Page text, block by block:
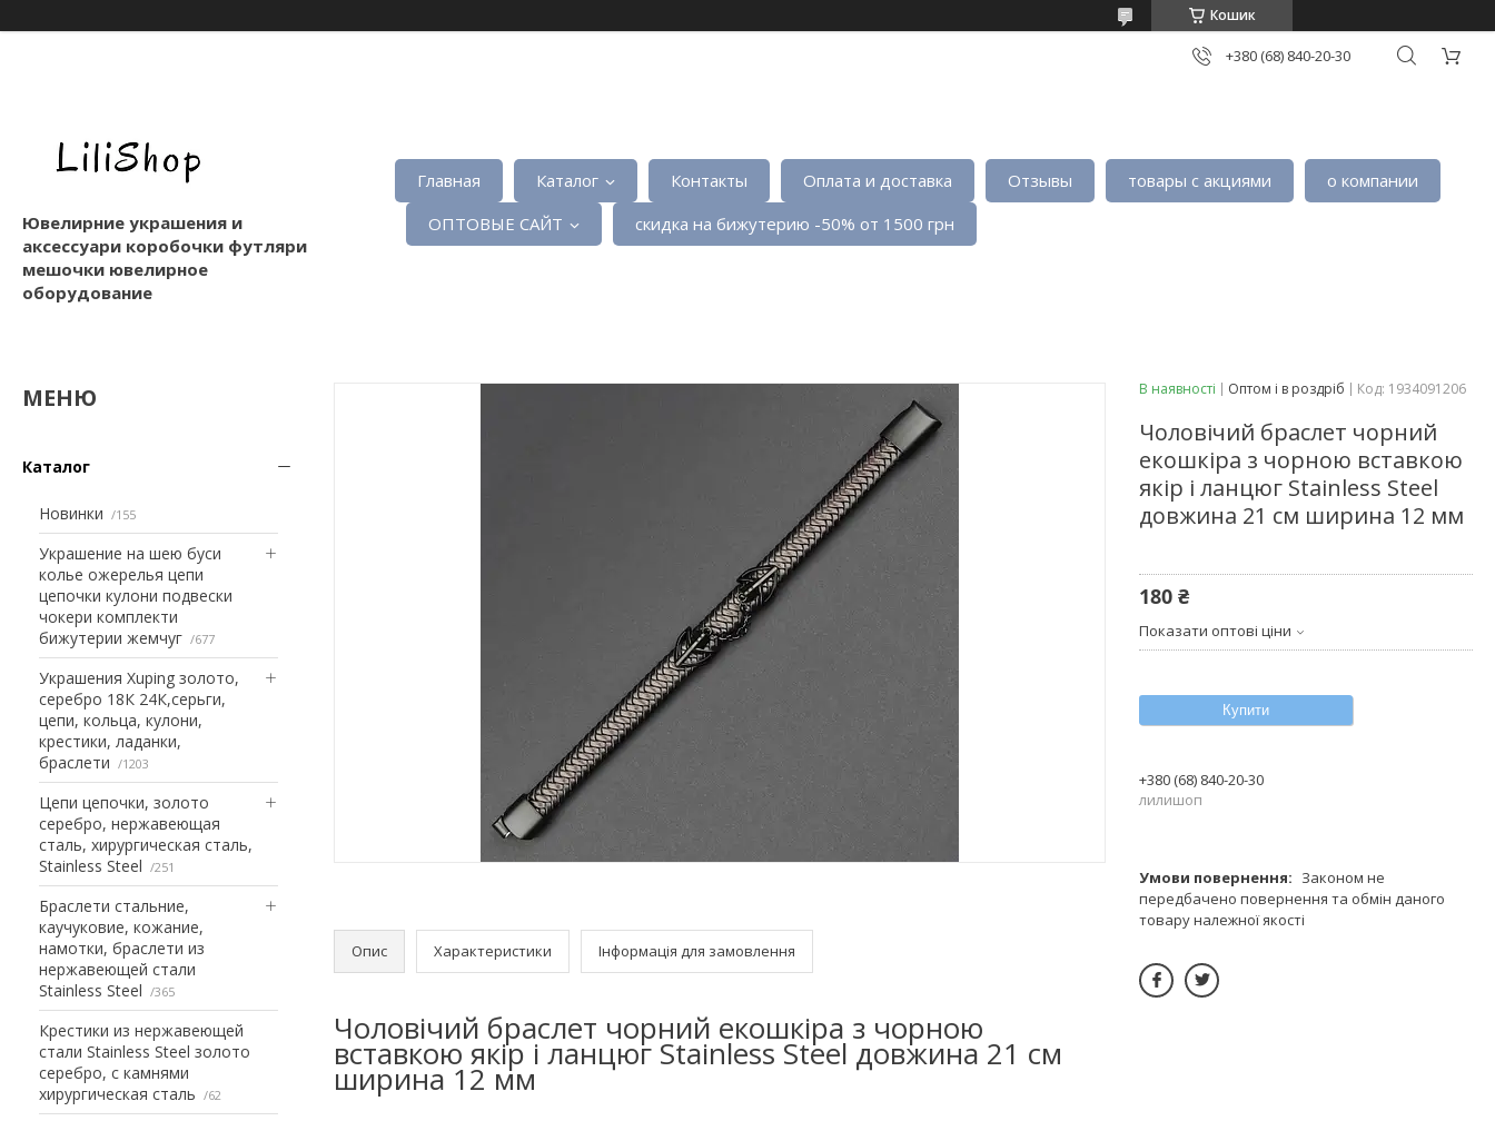
Кошик
+380 (68) 840-20-30
Ювелирние украшения и
аксессуари коробочки футляри
мешочки ювелирное
оборудование
Главная Каталог Контакты Оплата и доставка Отзывы товары с акциями
о компании
ОПТОВЫЕ САЙТ
скидка на бижутерию -50% от 1500 грн
Каталог
Новинки 155
Украшение на шею буси
колье ожерелья цепи
цепочки кулони подвески
чокери комплекти
бижутерии жемчуг
677
Украшения Xuping золото,
серебро 18К 24К,серьги,
цепи, кольца, кулони,
крестики, ладанки,
браслети
1203
Цепи цепочки, золото
серебро, нержавеющая
сталь, хирургическая сталь,
Stainless Steel
251
Браслети стальние,
каучуковие, кожание,
намотки, браслети из
нержавеющей стали
Stainless Steel
365
Крестики из нержавеющей
стали Stainless Steel золото
серебро, с камнями
хирургическая сталь
62
Опис Характеристики Інформація для замовлення
Чоловічий браслет чорний екошкіра з чорною
вставкою якір і ланцюг Stainless Steel довжина 21 см
ширина 12 мм
В наявності Оптом і в роздріб Код: 1934091206
Чоловічий браслет чорний
екошкіра з чорною вставкою
якір і ланцюг Stainless Steel
довжина 21 см ширина 12 мм
180 ₴
Показати оптові ціни
Купити
+380 (68) 840-20-30
лилишоп
Законом не
передбачено повернення та обмін даного
товару належної якості